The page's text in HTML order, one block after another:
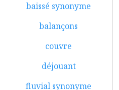
baissé synonyme
balançons
couvre
déjouant
fluvial synonyme